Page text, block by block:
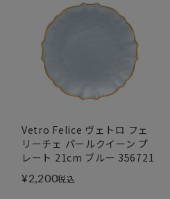
Vetro Felice ヴェトロ フェ
リーチェ パールクイーン プ
レート 21cm ブルー 356721
¥2,200税込